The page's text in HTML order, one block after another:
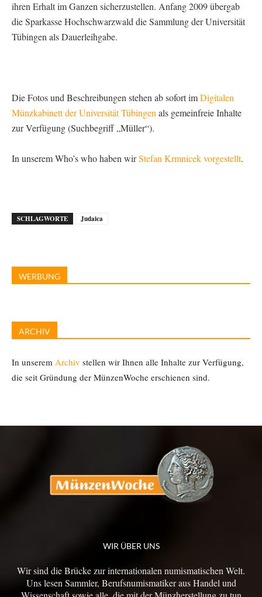
ihren Erhalt im Ganzen sicherzustellen. Anfang 2009 übergab
die Sparkasse Hochschwarzwald die Sammlung der Universität
Tübingen als Dauerleihgabe.
Die Fotos und Beschreibungen stehen ab sofort imDigitalen
Münzkabinett der Universität Tübingen als gemeinfreie Inhalte
zur Verfügung (Suchbegriff „Müller“).
In unserem Who’s who haben wirStefan Krmnicek vorgestellt.
SCHLAGWORTE Judaica
WERBUNG
ARCHIV
In unserem Archiv stellen wir Ihnen alle Inhalte zur Verfügung,
die seit Gründung der MünzenWoche erschienen sind.
WIR ÜBER UNS
Wir sind die Brücke zur internationalen numismatischen Welt.
Uns lesen Sammler, Berufsnumismatiker aus Handel und